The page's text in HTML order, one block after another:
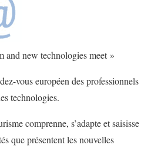
and new technologies meet »
vous européen des professionnels
technologies.
comprenne, s’adapte et saisisse
que présentent les nouvelles